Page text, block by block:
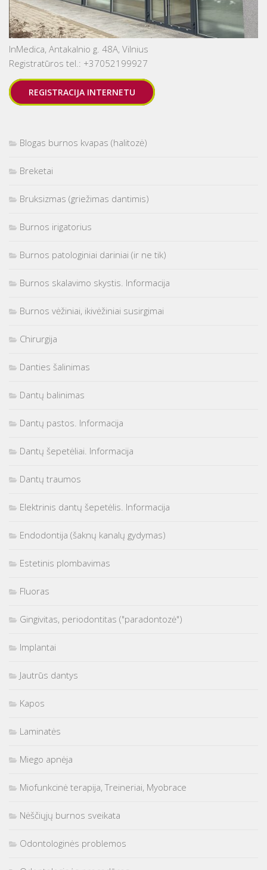
InMedica, Antakalnio g. 48A, Vilnius
Registratūros tel.: +37052199927
REGISTRACIJA INTERNETU
Blogas burnos kvapas (halitozė)
Breketai
Bruksizmas (griežimas dantimis)
Burnos irigatorius
Burnos patologiniai dariniai (ir ne tik)
Burnos skalavimo skystis. Informacija
Burnos vėžiniai, ikivėžiniai susirgimai
Chirurgija
Danties šalinimas
Dantų balinimas
Dantų pastos. Informacija
Dantų šepetėliai. Informacija
Dantų traumos
Elektrinis dantų šepetėlis. Informacija
Endodontija (šaknų kanalų gydymas)
Estetinis plombavimas
Fluoras
Gingivitas, periodontitas ("paradontozė")
Implantai
Jautrūs dantys
Kapos
Laminatės
Miego apnėja
Miofunkcinė terapija, Treineriai, Myobrace
Nėščiųjų burnos sveikata
Odontologinės problemos